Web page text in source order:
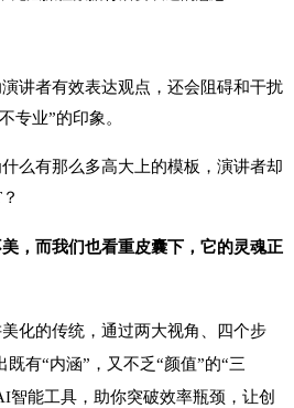
讲者有效表达观点，还会阻碍和干扰
专业”的印象。
么有那么多高大上的模板，演讲者却
，而我们也看重皮囊下 ， 它的灵魂正
美化的传统，通过两大视角、四个步
有“内涵”，又不乏“颜值”的“三
智能工具，助你突破效率瓶颈，让创